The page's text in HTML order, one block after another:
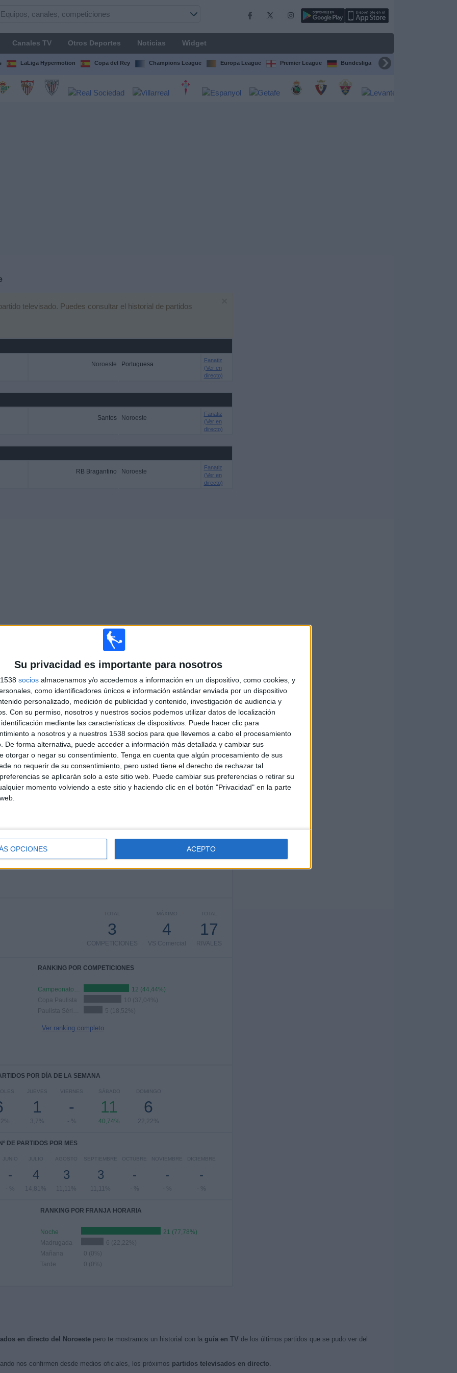
Su privacidad es importante para nosotros
socios almacenamos y/o accedemos a información en un dispositivo, como cookies, y
como identificadores únicos e información estándar enviada por un dispositivo
personalizado, medición de publicidad y contenido, investigación de audiencia y
Con su permiso, nosotros y nuestros socios podemos utilizar datos de localización
mediante las características de dispositivos. Puede hacer clic para
a nosotros y a nuestros 1538 socios para que llevemos a cabo el procesamiento
De forma alternativa, puede acceder a información más detallada y cambiar sus
otorgar o negar su consentimiento. Tenga en cuenta que algún procesamiento de sus
no requerir de su consentimiento, pero usted tiene el derecho de rechazar tal
se aplicarán solo a este sitio web. Puede cambiar sus preferencias o retirar su
momento volviendo a este sitio y haciendo clic en el botón "Privacidad" en la parte
OPCIONES ACEPTO
Canales TV Otros Deportes Noticias Widget
LaLiga Hypermotion Copa del Rey Champions League Europa League Premier League Bundesliga Supercopa de España
televisado. Puedes consultar el historial de partidos
Noroeste Portuguesa
Fanatiz
(Ver en
directo)
Santos Noroeste
Fanatiz
(Ver en
directo)
RB Bragantino Noroeste
Fanatiz
(Ver en
directo)
Más días
EN TELEVISIÓN EN ESPAÑA
los datos estadísticos de cuándo y dónde se televisan los partidos deFútboldel
dar los siguientes datos:
55,56%
ÚLTIMO PARTIDO EN ABIERTO
Marília AC - Noroeste
18/09/2022 Copa Paulista por
Elevensports.com, FIFA+
4
1420
12
CONSECUTIVOS
TOTAL
17
RIVALES
MÁXIMO
4
VS Comercial
TOTAL
3
COMPETICIONES
RANKING POR COMPETICIONES
Campeonato Paulista
12 (44,44%)
Copa Paulista
10 (37,04%)
5 (18,52%)
Ver ranking completo
POR DÍA DE LA SEMANA
JUEVES
1
3,7%
VIERNES
-
- %
SÁBADO
11
40,74%
DOMINGO
6
22,22%
Nº DE PARTIDOS POR MES
JUNIO
-
- %
JULIO
4
14,81%
AGOSTO
3
11,11%
SEPTIEMBRE
3
11,11%
OCTUBRE
-
- %
NOVIEMBRE
-
- %
DICIEMBRE
-
- %
RANKING POR FRANJA HORARIA
Noche
21 (77,78%)
Madrugada
6 (22,22%)
Mañana
0 (0%)
Tarde
0 (0%)
en directo del Noroestepero te mostramos un historial con la guía en TV de los últimos partidos que se pudo ver del
nos confirmen desde medios oficiales, los próximos partidos televisados en directo.